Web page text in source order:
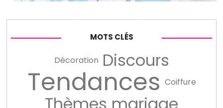
MOTS CLÉS
Décoration Discours
Tendances Coiffure